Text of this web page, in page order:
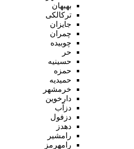
بهبهان
ترکالکی
جایزان
چمران
چوبیده
حر
حسینیه
حمزه
حمیدیه
خرمشهر
دارخوین
دزآب
دزفول
دهدز
رامشیر
رامهرمز